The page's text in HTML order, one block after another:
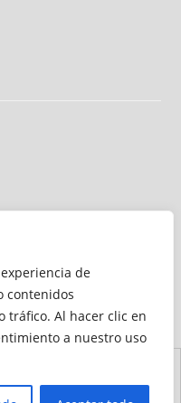
de
contenidos
tráfico. Al hacer clic en
a nuestro uso